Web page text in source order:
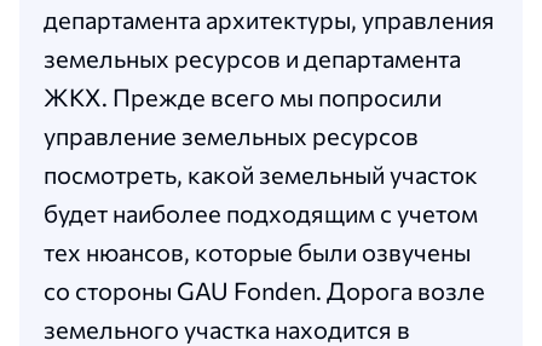
департамента архитектуры, управления
земельных ресурсов и департамента
ЖКХ. Прежде всего мы попросили
управление земельных ресурсов
посмотреть, какой земельный участок
будет наиболее подходящим с учетом
тех нюансов, которые были озвучены
со стороны GAU Fonden. Дорога возле
земельного участка находится в